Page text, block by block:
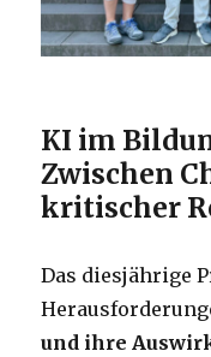
KI im
Zwischen
kritischer
Das diesjährige
und ihre